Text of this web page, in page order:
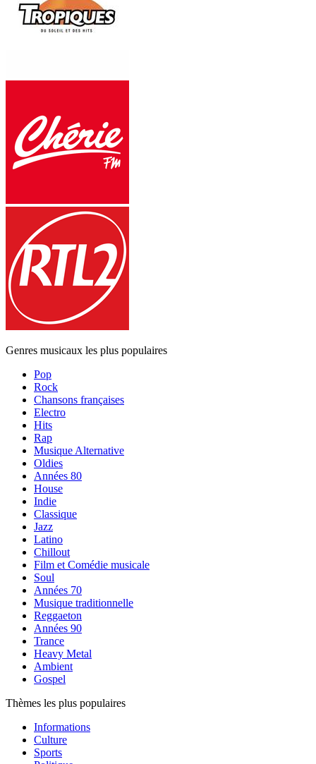
Genres musicaux les plus populaires
Pop
Rock
Chansons françaises
Electro
Hits
Rap
Musique Alternative
Oldies
Années 80
House
Indie
Classique
Jazz
Latino
Chillout
Film et Comédie musicale
Soul
Années 70
Musique traditionnelle
Reggaeton
Années 90
Trance
Heavy Metal
Ambient
Gospel
Thèmes les plus populaires
Informations
Culture
Sports